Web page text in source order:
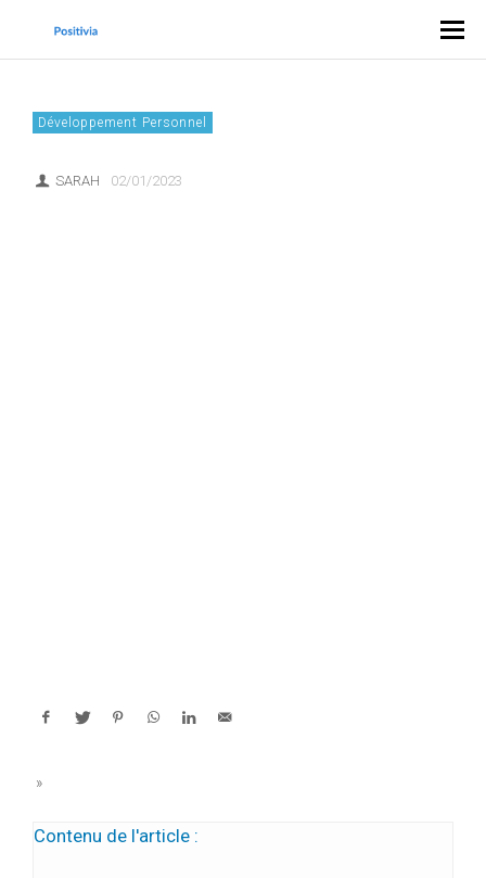
Développement Personnel
SARAH 02/01/2023
»
Contenu de l'article :